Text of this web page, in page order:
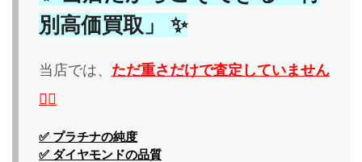
別高価買取」 ✨
当店では、 ただ重さだけで査定していません
🙅‍♀️
✅ プラチナの純度
✅ ダイヤモンドの品質